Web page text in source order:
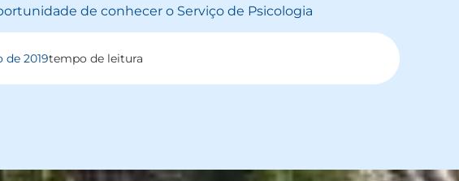
de conhecer o Serviço de Psicologia
de 2019tempo de leitura